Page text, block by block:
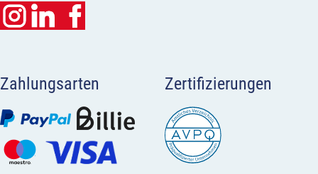
Zahlungsarten Zertifizierungen